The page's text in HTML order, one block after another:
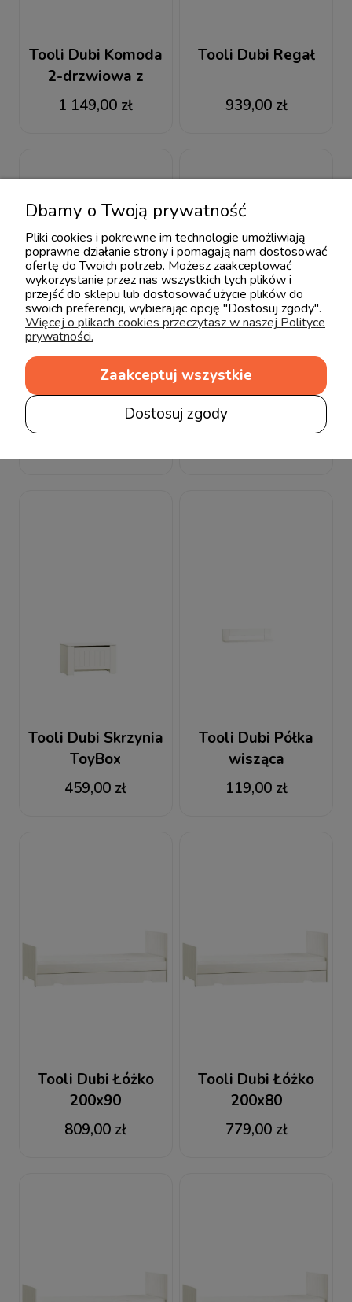
Tooli Dubi Komoda
2-drzwiowa z
szufladą
1 149,00 zł
Tooli Dubi Regał
939,00 zł
Tooli Dubi Szafka
Tooli Dubi Biurko
Tooli Dubi Skrzynia
ToyBox
459,00 zł
Tooli Dubi Półka
wisząca
119,00 zł
Tooli Dubi Łóżko
200x90
809,00 zł
Tooli Dubi Łóżko
200x80
779,00 zł
Dbamy o Twoją prywatność
Pliki cookies i pokrewne im technologie umożliwiają
poprawne działanie strony i pomagają nam dostosować
ofertę do Twoich potrzeb. Możesz zaakceptować
wykorzystanie przez nas wszystkich tych plików i
przejść do sklepu lub dostosować użycie plików do
swoich preferencji, wybierając opcję "Dostosuj zgody".
Więcej o plikach cookies przeczytasz w naszej Polityce
prywatności.
Dostosuj zgody
Zaakceptuj wszystkie